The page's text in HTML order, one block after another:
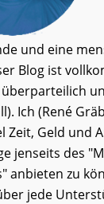
und eine
Blog ist
Ich (René
Zeit, Geld und
jenseits des
anbieten zu
jede